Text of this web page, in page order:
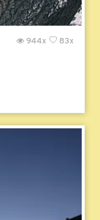
83x
944x